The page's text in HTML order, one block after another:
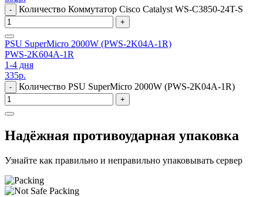
- Количество Коммутатор Cisco Catalyst WS-C3850-24T-S
+
PSU SuperMicro 2000W (PWS-2K04A-1R)
PWS-2K604A-1R
1-4 дня
335р.
- Количество PSU SuperMicro 2000W (PWS-2K04A-1R)
+
Надёжная противоударная упаковка
Узнайте как правильно и неправильно упаковывать сервер